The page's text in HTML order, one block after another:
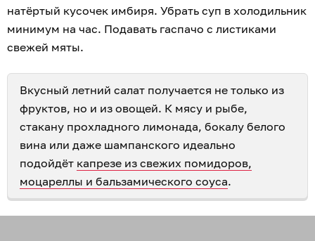
натёртый кусочек имбиря. Убрать суп в холодильник
минимум на час. Подавать гаспачо с листиками
свежей мяты.
Вкусный летний салат получается не только из
фруктов, но и из овощей. К мясу и рыбе,
стакану прохладного лимонада, бокалу белого
вина или даже шампанского идеально
подойдёт капрезе из свежих помидоров,
моцареллы и бальзамического соуса.